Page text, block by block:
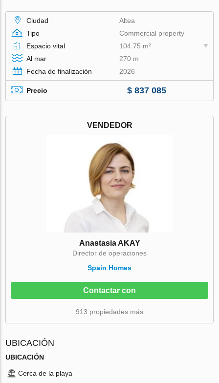
Ciudad
Altea
Tipo
Commercial property
Espacio vital
104.75 m²
Al mar
270 m
Fecha de finalización
2026
Precio $ 837 085
VENDEDOR
Anastasia AKAY
Director de operaciones
Spain Homes
Contactar con
913 propiedades más
UBICACIÓN
UBICACIÓN
Cerca de la playa